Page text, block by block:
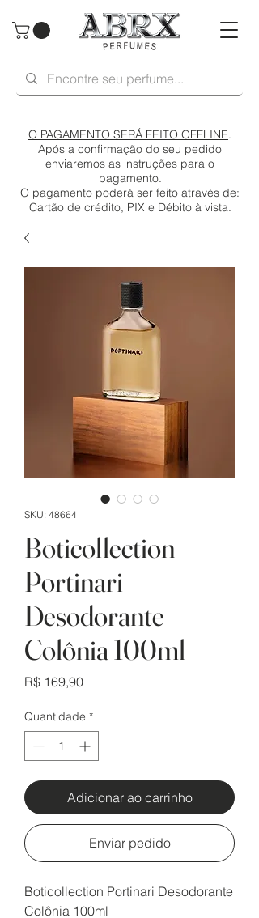
O PAGAMENTO SERÁ FEITO OFFLINE.
Após a confirmação do seu pedido
enviaremos as instruções para o
pagamento.
O pagamento poderá ser feito através de:
Cartão de crédito, PIX e Débito à vista.
SKU: 48664
Boticollection
Portinari
Desodorante
Colônia 100ml
R$ 169,90Preço
Quantidade *
Adicionar ao carrinho
Enviar pedido
Boticollection Portinari Desodorante
Colônia 100ml